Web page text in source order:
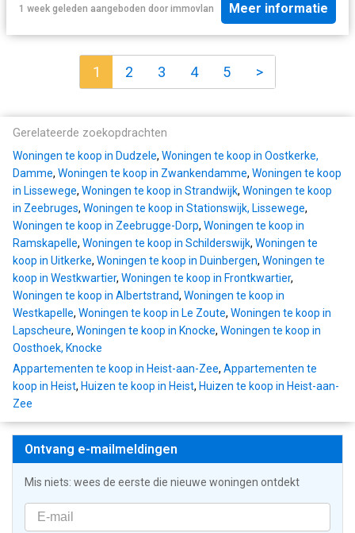
1 week geleden aangeboden door immovlan Meer informatie
1 2 3 4 5 >
Gerelateerde zoekopdrachten
Woningen te koop in Dudzele, Woningen te koop in Oostkerke,
Damme, Woningen te koop in Zwankendamme, Woningen te koop
in Lissewege, Woningen te koop in Strandwijk, Woningen te koop
in Zeebruges, Woningen te koop in Stationswijk, Lissewege,
Woningen te koop in Zeebrugge-Dorp, Woningen te koop in
Ramskapelle, Woningen te koop in Schilderswijk, Woningen te
koop in Uitkerke, Woningen te koop in Duinbergen, Woningen te
koop in Westkwartier, Woningen te koop in Frontkwartier,
Woningen te koop in Albertstrand, Woningen te koop in
Westkapelle, Woningen te koop in Le Zoute, Woningen te koop in
Lapscheure, Woningen te koop in Knocke, Woningen te koop in
Oosthoek, Knocke
Appartementen te koop in Heist-aan-Zee, Appartementen te
koop in Heist, Huizen te koop in Heist, Huizen te koop in Heist-aan-
Zee
Ontvang e-mailmeldingen
Mis niets: wees de eerste die nieuwe woningen ontdekt